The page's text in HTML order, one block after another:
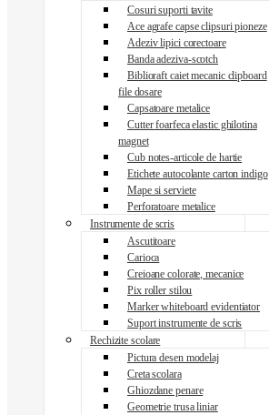
Cosuri suporti tavite
Ace agrafe capse clipsuri pioneze
Adeziv lipici corectoare
Banda adeziva-scotch
Biblioraft caiet mecanic clipboard
file dosare
Capsatoare metalice
Cutter foarfeca elastic ghilotina
magnet
Cub notes-articole de hartie
Etichete autocolante carton indigo
Mape si serviete
Perforatoare metalice
Instrumente de scris
Ascutitoare
Carioca
Creioane colorate, mecanice
Pix roller stilou
Marker whiteboard evidentiator
Suport instrumente de scris
Rechizite scolare
Pictura desen modelaj
Creta scolara
Ghiozdane penare
Geometrie trusa liniar